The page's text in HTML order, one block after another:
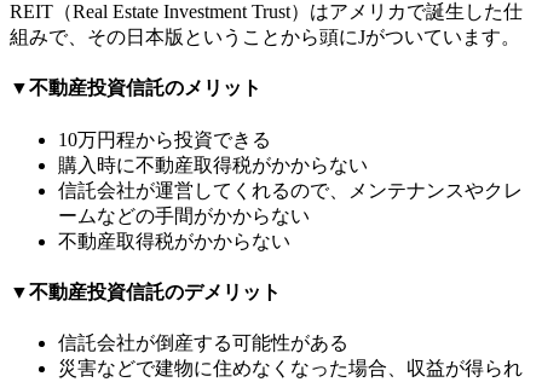
REIT（Real Estate Investment Trust）はアメリカで誕生した仕
組みで、その日本版ということから頭にJがついています。
▼不動産投資信託のメリット
10万円程から投資できる
購入時に不動産取得税がかからない
信託会社が運営してくれるので、メンテナンスやクレ
ームなどの手間がかからない
不動産取得税がかからない
▼不動産投資信託のデメリット
信託会社が倒産する可能性がある
災害などで建物に住めなくなった場合、収益が得られ